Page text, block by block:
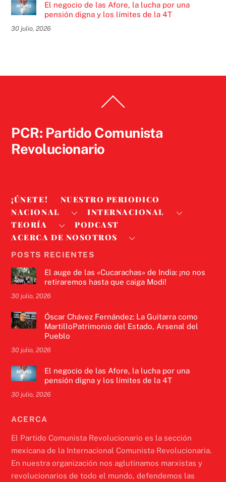
El negocio de las Afore, la lucha por una
pensión digna y los límites de la 4T
30 julio, 2026
To
PCR: Partido Comunista
Revolucionario
¡ÚNETE!
NUESTRO PERIODICO
NACIONAL
INTERNACIONAL
TEORÍA
PODCAST
ACERCA DE NOSOTROS
POSTS RECIENTES
El auge de las «Cucarachas» de India: ¡no nos
retiraremos hasta que caiga Modi!
30 julio, 2026
Óscar Chávez Fernández: La Guitarra como
MartilloPatrimonio del Estado, Arsenal del
Pueblo
30 julio, 2026
El negocio de las Afore, la lucha por una
pensión digna y los límites de la 4T
30 julio, 2026
ACERCA
El Partido Comunista Revolucionario es la sección
mexicana de la Internacional Comunista Revolucionaria.
En nuestra organización nos aglutinamos marxistas y
revolucionarios de todo el mundo, defendemos las